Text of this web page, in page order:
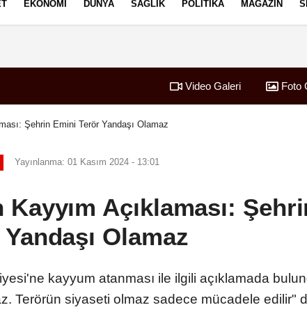
EKONOMI DÜNYA SAĞLIK POLITIKA MAGAZIN
Video Galeri Foto
Şehrin Emini Terör Yandaşı Olamaz
Yayınlanma: 01 Kasım 2024 - 13:01
Açıklaması:
Olamaz
kayyum atanması ile ilgili açıklamada
Terörün siyaseti olmaz sadece mücadele edilir"